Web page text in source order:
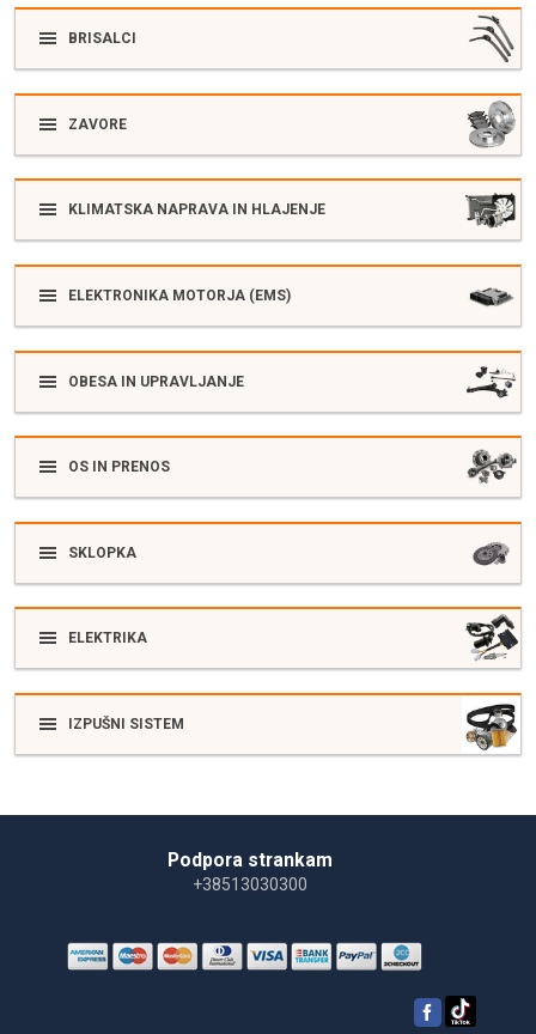
BRISALCI
ZAVORE
KLIMATSKA NAPRAVA IN HLAJENJE
ELEKTRONIKA MOTORJA (EMS)
OBESA IN UPRAVLJANJE
OS IN PRENOS
SKLOPKA
ELEKTRIKA
IZPUŠNI SISTEM
Podpora strankam
+38513030300